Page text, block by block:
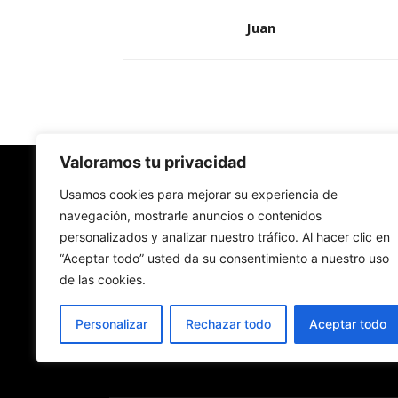
Valoramos tu privacidad
Usamos cookies para mejorar su experiencia de
navegación, mostrarle anuncios o contenidos
personalizados y analizar nuestro tráfico. Al hacer clic en
“Aceptar todo” usted da su consentimiento a nuestro uso
de las cookies.
Personalizar Rechazar todo Aceptar todo
Juan
Redes Cristianas
Una mirada alternativa sobre la Iglesia católica
- Colectivos de Redes Cristianas